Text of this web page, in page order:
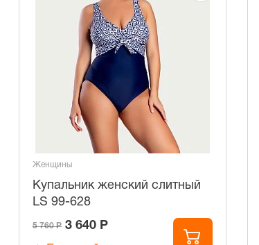
Женщины
Купальник женский слитный
LS 99-628
5 760 Р 3 640 Р